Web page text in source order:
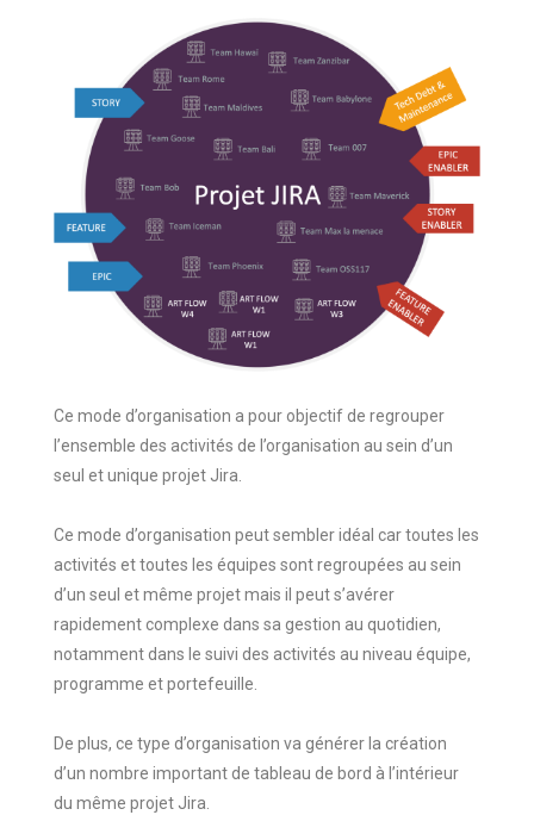
Ce mode d’organisation a pour objectif de regrouper
l’ensemble des activités de l’organisation au sein d’un
seul et unique projet Jira.
Ce mode d’organisation peut sembler idéal car toutes les
activités et toutes les équipes sont regroupées au sein
d’un seul et même projet mais il peut s’avérer
rapidement complexe dans sa gestion au quotidien,
notamment dans le suivi des activités au niveau équipe,
programme et portefeuille.
De plus, ce type d’organisation va générer la création
d’un nombre important de tableau de bord à l’intérieur
du même projet Jira.